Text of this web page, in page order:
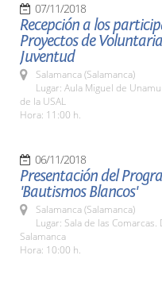
07/11/2018
Recepción a los
Proyectos de
Juventud
Salamanca (Salamanca)
Lugar: Aula Miguel de
de la USAL
Hora: 11:00 h.
06/11/2018
Presentación del
'Bautismos Blancos'
Salamanca (Salamanca)
Lugar: Sala de las
Salamanca
Hora: 10:00 h.